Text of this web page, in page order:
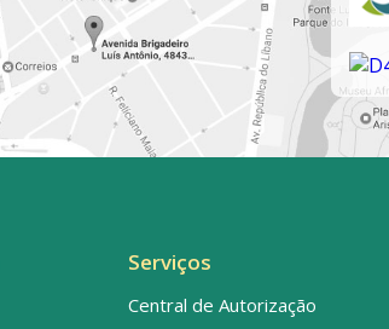
Serviços
Central de Autorização